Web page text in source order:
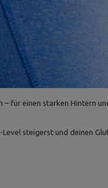
für einen starken Hintern
steigerst und deinen